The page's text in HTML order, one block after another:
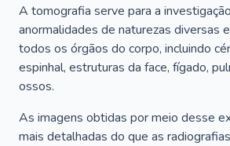
A tomografia serve para a
anormalidades de naturezas diversas
todos os órgãos do corpo, incluindo
espinhal, estruturas da face, fígado,
ossos.
As imagens obtidas por meio desse
mais detalhadas do que as